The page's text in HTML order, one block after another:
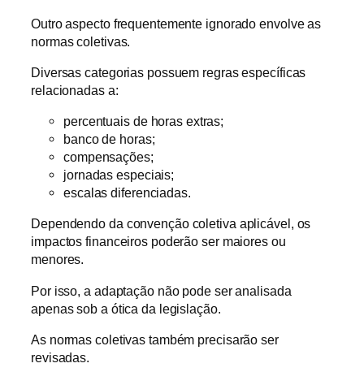
Outro aspecto frequentemente ignorado envolve as
normas coletivas.
Diversas categorias possuem regras específicas
relacionadas a:
percentuais de horas extras;
banco de horas;
compensações;
jornadas especiais;
escalas diferenciadas.
Dependendo da convenção coletiva aplicável, os
impactos financeiros poderão ser maiores ou
menores.
Por isso, a adaptação não pode ser analisada
apenas sob a ótica da legislação.
As normas coletivas também precisarão ser
revisadas.